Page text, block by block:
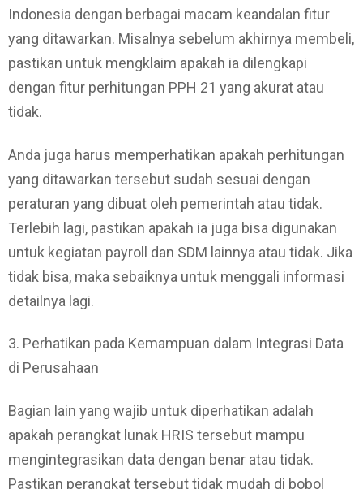
Indonesia dengan berbagai macam keandalan fitur
yang ditawarkan. Misalnya sebelum akhirnya membeli,
pastikan untuk mengklaim apakah ia dilengkapi
dengan fitur perhitungan PPH 21 yang akurat atau
tidak.
Anda juga harus memperhatikan apakah perhitungan
yang ditawarkan tersebut sudah sesuai dengan
peraturan yang dibuat oleh pemerintah atau tidak.
Terlebih lagi, pastikan apakah ia juga bisa digunakan
untuk kegiatan payroll dan SDM lainnya atau tidak. Jika
tidak bisa, maka sebaiknya untuk menggali informasi
detailnya lagi.
3. Perhatikan pada Kemampuan dalam Integrasi Data
di Perusahaan
Bagian lain yang wajib untuk diperhatikan adalah
apakah perangkat lunak HRIS tersebut mampu
mengintegrasikan data dengan benar atau tidak.
Pastikan perangkat tersebut tidak mudah di bobol